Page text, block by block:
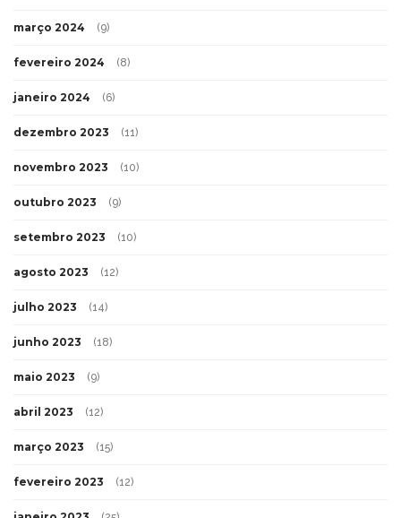
março 2024 (9)
fevereiro 2024 (8)
janeiro 2024 (6)
dezembro 2023 (11)
novembro 2023 (10)
outubro 2023 (9)
setembro 2023 (10)
agosto 2023 (12)
julho 2023 (14)
junho 2023 (18)
maio 2023 (9)
abril 2023 (12)
março 2023 (15)
fevereiro 2023 (12)